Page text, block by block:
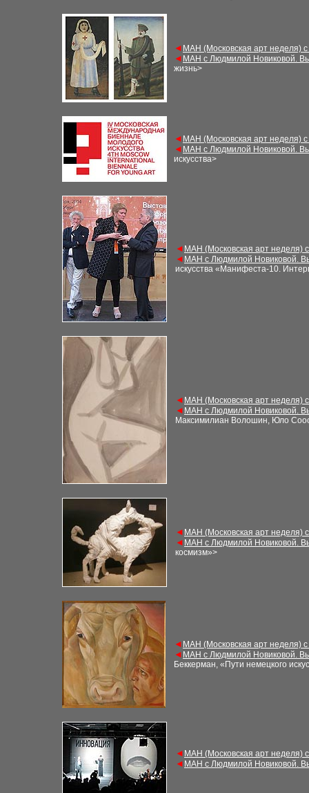
◄ МАН (Московская арт неделя)
◄ МАН с Людмилой Новиковой.
жизнь>
◄ МАН (Московская арт неделя)
◄ МАН с Людмилой Новиковой.
искусства>
◄ МАН (Московская арт неделя)
◄ МАН с Людмилой Новиковой.
искусства «Манифеста-10.
◄ МАН (Московская арт неделя)
◄ МАН с Людмилой Новиковой.
Максимилиан Волошин, Юло
◄ МАН (Московская арт неделя)
◄ МАН с Людмилой Новиковой.
космизм»>
◄ МАН (Московская арт неделя)
◄ МАН с Людмилой Новиковой.
Беккерман, «Пути немецкого
◄ МАН (Московская арт неделя)
◄ МАН с Людмилой Новиковой.